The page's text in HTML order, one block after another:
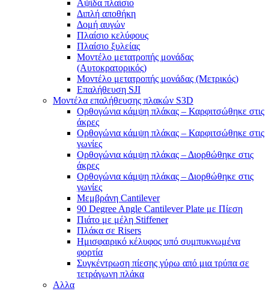
Αψίδα πλαίσιο
Διπλή αποθήκη
Δομή αυγών
Πλαίσιο κελύφους
Πλαίσιο ξυλείας
Μοντέλο μετατροπής μονάδας
(Αυτοκρατορικός)
Μοντέλο μετατροπής μονάδας (Μετρικός)
Επαλήθευση SJI
Μοντέλα επαλήθευσης πλακών S3D
Ορθογώνια κάμψη πλάκας – Καρφιτσώθηκε στις
άκρες
Ορθογώνια κάμψη πλάκας – Καρφιτσώθηκε στις
γωνίες
Ορθογώνια κάμψη πλάκας – Διορθώθηκε στις
άκρες
Ορθογώνια κάμψη πλάκας – Διορθώθηκε στις
γωνίες
Μεμβράνη Cantilever
90 Degree Angle Cantilever Plate με Πίεση
Πιάτο με μέλη Stiffener
Πλάκα σε Risers
Ημισφαιρικό κέλυφος υπό συμπυκνωμένα
φορτία
Συγκέντρωση πίεσης γύρω από μια τρύπα σε
τετράγωνη πλάκα
Αλλα